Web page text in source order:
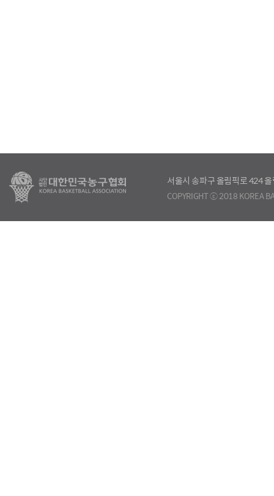
서울시 송파구 올림픽로 424
COPYRIGHT ⓒ 2018 KOREA